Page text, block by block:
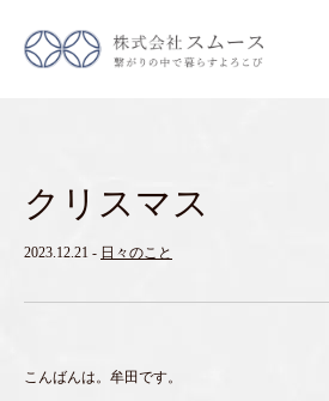
クリスマス
2023.12.21 - 日々のこと
こんばんは。牟田です。